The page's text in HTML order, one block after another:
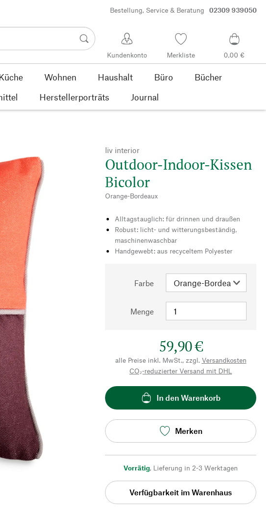
Bestellung, Service & Beratung 02309 939050
Kundenkonto Merkliste 0,00 €
Wohnen Haushalt Büro
Bücher
Herstellerporträts Journal
liv interior
Outdoor-Indoor-Kissen
Bicolor
Orange-Bordeaux
Alltagstauglich: für drinnen und draußen
Robust: licht- und witterungsbeständig,
maschinenwaschbar
Handgewebt: aus recyceltem Polyester
Farbe
Menge
59,90 €
alle Preise inkl. MwSt., zzgl. Versandkosten
CO₂-reduzierter Versand mit DHL
In den Warenkorb
Merken
Vorrätig, Lieferung in 2-3 Werktagen
Verfügbarkeit im Warenhaus